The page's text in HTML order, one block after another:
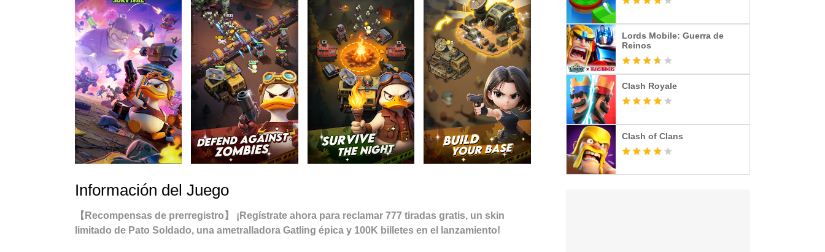
Información del Juego
【Recompensas de prerregistro】 ¡Regístrate ahora para reclamar 777 tiradas gratis, un skin
limitado de Pato Soldado, una ametralladora Gatling épica y 100K billetes en el lanzamiento!
Lords Mobile: Guerra de
Reinos
Clash Royale
Clash of Clans